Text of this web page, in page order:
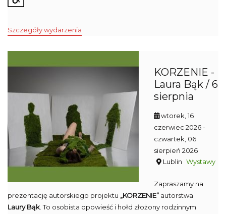
Szczegóły wydarzenia
KORZENIE -
Laura Bąk / 6
sierpnia
wtorek, 16
czerwiec 2026-
czwartek, 06
sierpień 2026
Lublin Wystawy
Zapraszamy na
prezentację autorskiego projektu „KORZENIE” autorstwa
Laury Bąk . To osobista opowieść i hołd złożony rodzinnym